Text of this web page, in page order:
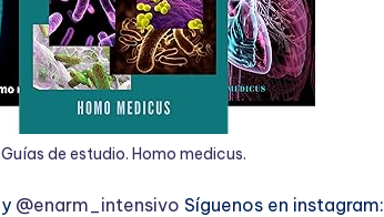
Guías de estudio. Homo medicus.
y @enarm_intensivo Síguenos en instagram: